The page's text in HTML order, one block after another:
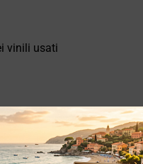
vinili usati
usati